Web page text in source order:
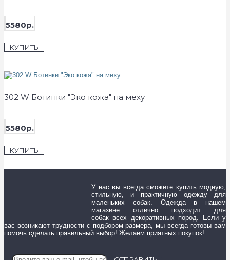
5580р.
КУПИТЬ
302 W Ботинки "Эко кожа" на меху
5580р.
КУПИТЬ
У нас вы всегда сможете купить модную,
стильную, и практичную одежду для
маленьких собак. Одежда в нашем
магазине отлично подходит для
собак всех декоративных пород. Если у
вас возникают трудности с подбором размера, мы всегда готовы вам
помочь сделать правильный выбор! Желаем приятных покупок!